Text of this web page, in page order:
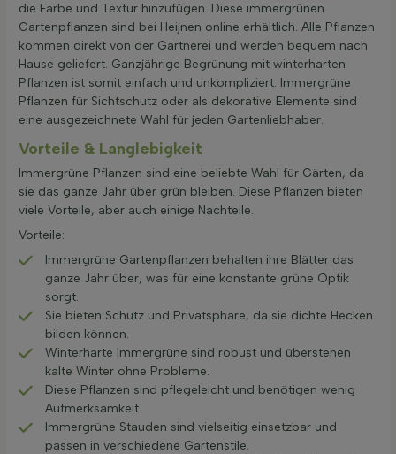
die Farbe und Textur hinzufügen. Diese immergrünen
Gartenpflanzen sind bei Heijnen online erhältlich. Alle Pflanzen
kommen direkt von der Gärtnerei und werden bequem nach
Hause geliefert. Ganzjährige Begrünung mit winterharten
Pflanzen ist somit einfach und unkompliziert. Immergrüne
Pflanzen für Sichtschutz oder als dekorative Elemente sind
eine ausgezeichnete Wahl für jeden Gartenliebhaber.
Vorteile & Langlebigkeit
Immergrüne Pflanzen sind eine beliebte Wahl für Gärten, da
sie das ganze Jahr über grün bleiben. Diese Pflanzen bieten
viele Vorteile, aber auch einige Nachteile.
Vorteile:
Immergrüne Gartenpflanzen behalten ihre Blätter das
ganze Jahr über, was für eine konstante grüne Optik
sorgt.
Sie bieten Schutz und Privatsphäre, da sie dichte Hecken
bilden können.
Winterharte Immergrüne sind robust und überstehen
kalte Winter ohne Probleme.
Diese Pflanzen sind pflegeleicht und benötigen wenig
Aufmerksamkeit.
Immergrüne Stauden sind vielseitig einsetzbar und
passen in verschiedene Gartenstile.